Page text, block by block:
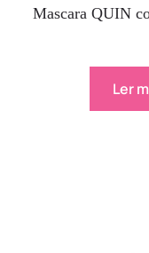
Mascara QUIN
Ler